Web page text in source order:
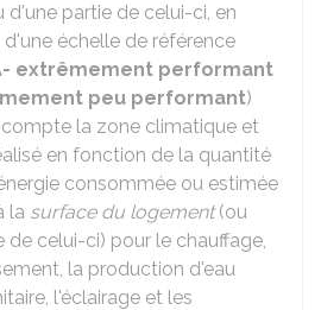
d'une partie de celui-ci, en
échelle de référence
extrêmement performant
peu performant)
la zone climatique et
en fonction de la quantité
consommée ou estimée
la surface du logement(ou
de celui-ci) pour le chauffage,
la production d'eau
l'éclairage et les